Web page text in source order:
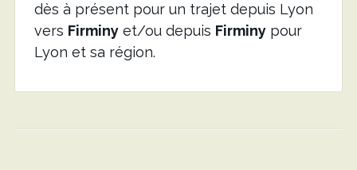
dès à présent pour un trajet depuis Lyon
vers Firminyet/ou depuis Firminypour
Lyon et sa région.